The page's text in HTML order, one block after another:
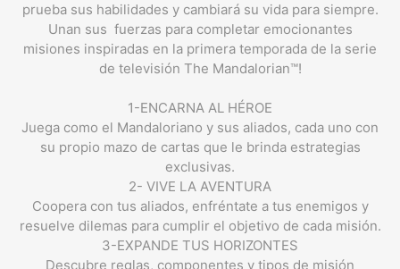
prueba sus habilidades y cambiará su vida para siempre.
Unan sus fuerzas para completar emocionantes
misiones inspiradas en la primera temporada de la serie
de televisión The Mandalorian™!
1-ENCARNA AL HÉROE
Juega como el Mandaloriano y sus aliados, cada uno con
su propio mazo de cartas que le brinda estrategias
exclusivas.
2- VIVE LA AVENTURA
Coopera con tus aliados, enfréntate a tus enemigos y
resuelve dilemas para cumplir el objetivo de cada misión.
3-EXPANDE TUS HORIZONTES
Descubre reglas, componentes y tipos de misión